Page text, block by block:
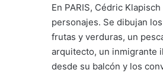
En PARIS, Cédric
personajes. Se dibujan
frutas y verduras, un
arquitecto, un inmigrante
desde su balcón y los